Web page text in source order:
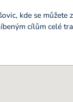
kde se
cílům celé